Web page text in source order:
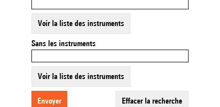
Voir la liste des instruments
Sans les instruments
Voir la liste des instruments
envoyer effacer la recherche